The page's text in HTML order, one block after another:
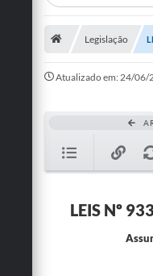
Transparência
Contato
Ouvidoria
Legislação
Atualizado em: 24/06/
LEIS Nº